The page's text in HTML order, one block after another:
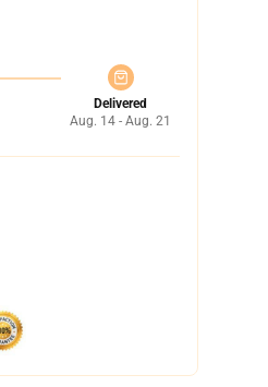
Delivered
Aug. 14 - Aug. 21